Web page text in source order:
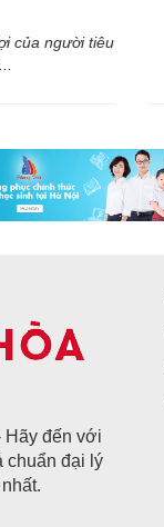
của người tiêu
Hãy đến với
chuẩn đại lý